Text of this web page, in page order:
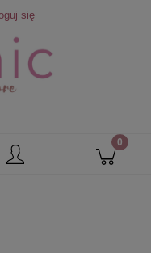
się